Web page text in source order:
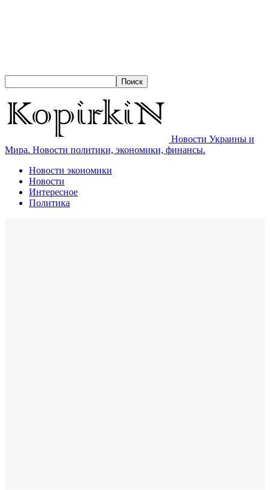
Новости Украины и
Мира. Новости политики, экономики, финансы.
Новости экономики
Новости
Интересное
Политика